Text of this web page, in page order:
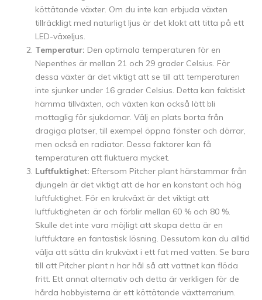
köttätande växter. Om du inte kan erbjuda växten
tillräckligt med naturligt ljus är det klokt att titta på ett
LED-växeljus.
Temperatur: Den optimala temperaturen för en
Nepenthes är mellan 21 och 29 grader Celsius. För
dessa växter är det viktigt att se till att temperaturen
inte sjunker under 16 grader Celsius. Detta kan faktiskt
hämma tillväxten, och växten kan också lätt bli
mottaglig för sjukdomar. Välj en plats borta från
dragiga platser, till exempel öppna fönster och dörrar,
men också en radiator. Dessa faktorer kan få
temperaturen att fluktuera mycket.
Luftfuktighet: Eftersom Pitcher plant härstammar från
djungeln är det viktigt att de har en konstant och hög
luftfuktighet. För en krukväxt är det viktigt att
luftfuktigheten är och förblir mellan 60 % och 80 %.
Skulle det inte vara möjligt att skapa detta är en
luftfuktare en fantastisk lösning. Dessutom kan du alltid
välja att sätta din krukväxt i ett fat med vatten. Se bara
till att Pitcher plant n har hål så att vattnet kan flöda
fritt. Ett annat alternativ och detta är verkligen för de
hårda hobbyisterna är ett köttätande växtterrarium.